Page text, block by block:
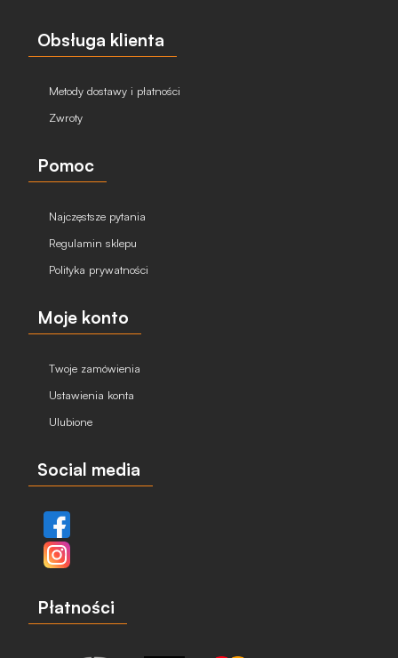
Obsługa klienta
Metody dostawy i płatności
Zwroty
Pomoc
Najczęstsze pytania
Regulamin sklepu
Polityka prywatności
Moje konto
Twoje zamówienia
Ustawienia konta
Ulubione
Social media
Płatności